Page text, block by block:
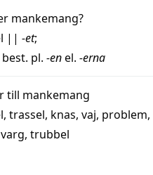
mankemang?
|| -et;
best. pl. -enel. -erna
till mankemang
, trassel, knas, vaj, problem,
varg, trubbel